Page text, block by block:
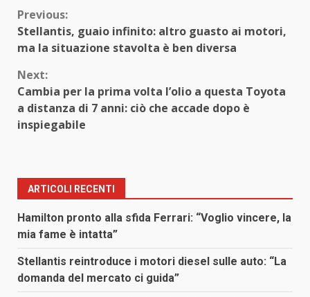
Continue
Reading
Previous:
Stellantis, guaio infinito: altro guasto ai motori,
ma la situazione stavolta è ben diversa
Next:
Cambia per la prima volta l’olio a questa Toyota
a distanza di 7 anni: ciò che accade dopo è
inspiegabile
ARTICOLI RECENTI
Hamilton pronto alla sfida Ferrari: “Voglio vincere, la
mia fame è intatta”
Stellantis reintroduce i motori diesel sulle auto: “La
domanda del mercato ci guida”